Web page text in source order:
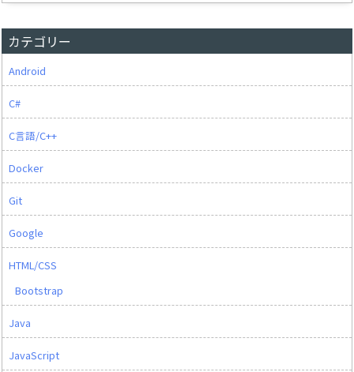
カテゴリー
Android
C#
C言語/C++
Docker
Git
Google
HTML/CSS
Bootstrap
Java
JavaScript